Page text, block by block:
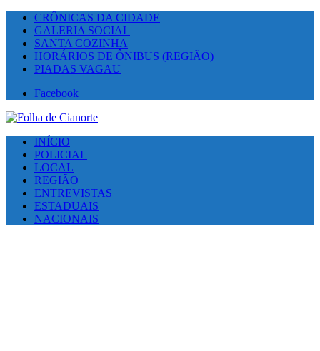
CRÔNICAS DA CIDADE
GALERIA SOCIAL
SANTA COZINHA
HORÁRIOS DE ÔNIBUS (REGIÃO)
PIADAS VAGAU
Facebook
INÍCIO
POLICIAL
LOCAL
REGIÃO
ENTREVISTAS
ESTADUAIS
NACIONAIS